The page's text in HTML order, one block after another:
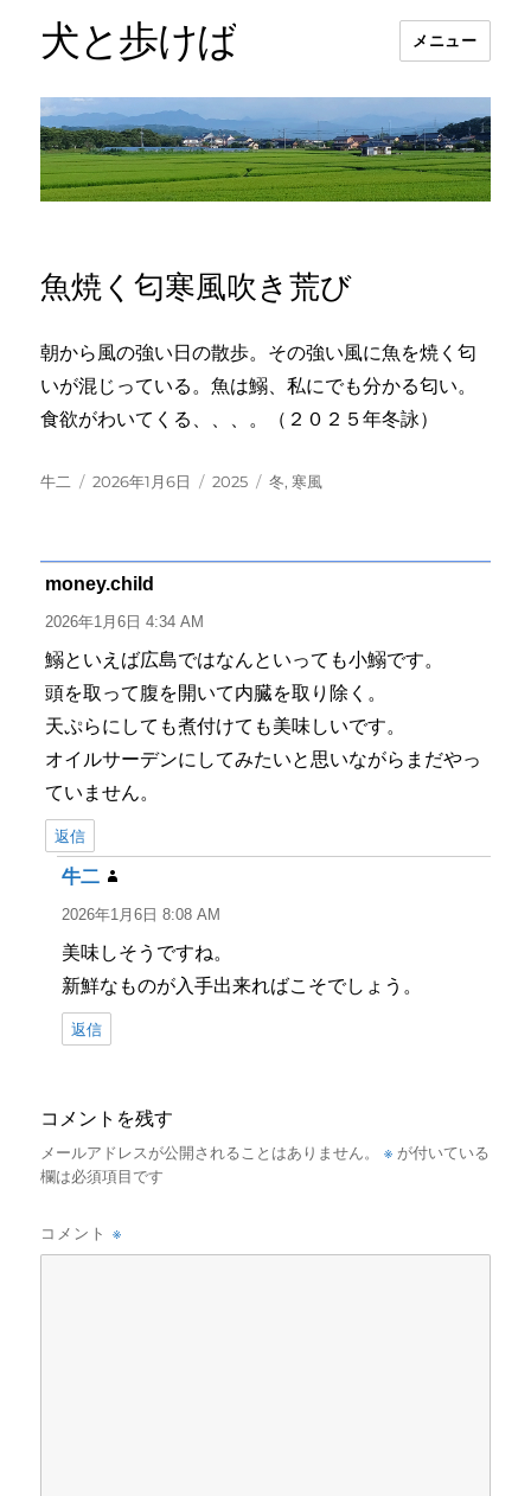
犬と歩けば メニュー
魚焼く匂寒風吹き荒び
朝から風の強い日の散歩。その強い風に魚を焼く匂
いが混じっている。魚は鰯、私にでも分かる匂い。
食欲がわいてくる、、、。（２０２５年冬詠）
投
牛二
投
2026年1月6日
カ
2025
タ
冬,寒風
money.child
り:
2026年1月6日 4:34 AM
鰯といえば広島ではなんといっても小鰯です。
頭を取って腹を開いて内臓を取り除く。
天ぷらにしても煮付けても美味しいです。
オイルサーデンにしてみたいと思いながらまだやっ
ていません。
返信
牛二
り:
2026年1月6日 8:08 AM
美味しそうですね。
新鮮なものが入手出来ればこそでしょう。
返信
コメントを残す
メールアドレスが公開されることはありません。 ※ が付いている
欄は必須項目です
コメント※